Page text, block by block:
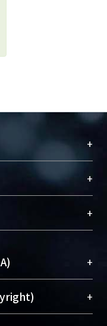
+
永久珍藏及向國際
能量，圖書館整合
）不同功能平
。期能整合研
researcher
integrates the
with “Academic
+
+
+
訊取用性的社會運
研究著作公開供使
+